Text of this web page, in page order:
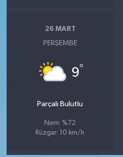
26 MART
PERŞEMBE
9°
Parçalı Bulutlu
Nem: %72
Rüzgar: 10 km/h